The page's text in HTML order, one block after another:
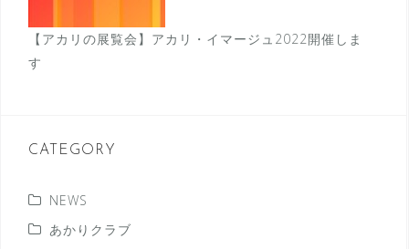
【アカリの展覧会】アカリ・イマージュ2022開催しま
す
CATEGORY
NEWS
あかりクラブ